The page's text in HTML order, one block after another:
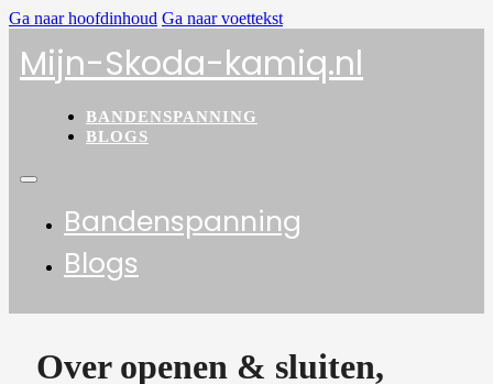
Ga naar hoofdinhoud Ga naar voettekst
Mijn-Skoda-kamiq.nl
BANDENSPANNING
BLOGS
Bandenspanning
Blogs
Over openen & sluiten,